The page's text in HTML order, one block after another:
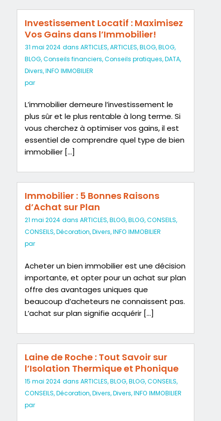
Investissement Locatif : Maximisez
Vos Gains dans l’Immobilier!
31 mai 2024 dans ARTICLES,ARTICLES,BLOG,BLOG,
BLOG,Conseils financiers,Conseils pratiques,DATA,
Divers,INFO IMMOBILIER
par
L’immobilier demeure l’investissement le
plus sûr et le plus rentable à long terme. Si
vous cherchez à optimiser vos gains, il est
essentiel de comprendre quel type de bien
immobilier […]
Immobilier : 5 Bonnes Raisons
d’Achat sur Plan
21 mai 2024 dans ARTICLES,BLOG,BLOG,CONSEILS,
CONSEILS,Décoration,Divers,INFO IMMOBILIER
par
Acheter un bien immobilier est une décision
importante, et opter pour un achat sur plan
offre des avantages uniques que
beaucoup d’acheteurs ne connaissent pas.
L’achat sur plan signifie acquérir […]
Laine de Roche : Tout Savoir sur
l’Isolation Thermique et Phonique
15 mai 2024 dans ARTICLES,BLOG,BLOG,CONSEILS,
CONSEILS,Décoration,Divers,Divers,INFO IMMOBILIER
par